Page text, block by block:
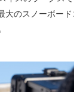
のスノーボー